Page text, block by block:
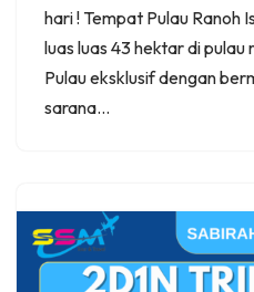
hari ! Tempat Pulau Ranoh
luas luas 43 hektar di
Pulau eksklusif dengan
sarana…